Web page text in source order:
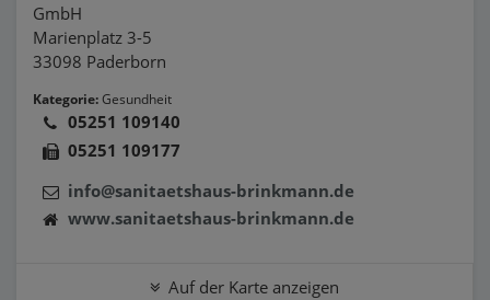
GmbH
Marienplatz 3-5
33098 Paderborn
Kategorie:Gesundheit
05251 109140
05251 109177
info@sanitaetshaus-brinkmann.de
www.sanitaetshaus-brinkmann.de
Auf der Karte anzeigen